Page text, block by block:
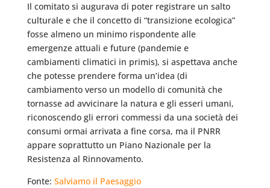
Il comitato si augurava di poter registrare un salto
culturale e che il concetto di “transizione ecologica”
fosse almeno un minimo rispondente alle
emergenze attuali e future (pandemie e
cambiamenti climatici in primis), si aspettava anche
che potesse prendere forma un’idea (di
cambiamento verso un modello di comunità che
tornasse ad avvicinare la natura e gli esseri umani,
riconoscendo gli errori commessi da una società dei
consumi ormai arrivata a fine corsa, ma il PNRR
appare soprattutto un Piano Nazionale per la
Resistenza al Rinnovamento.
Fonte: Salviamo il Paesaggio